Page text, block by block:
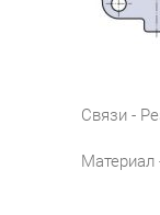
Связи -
Материал